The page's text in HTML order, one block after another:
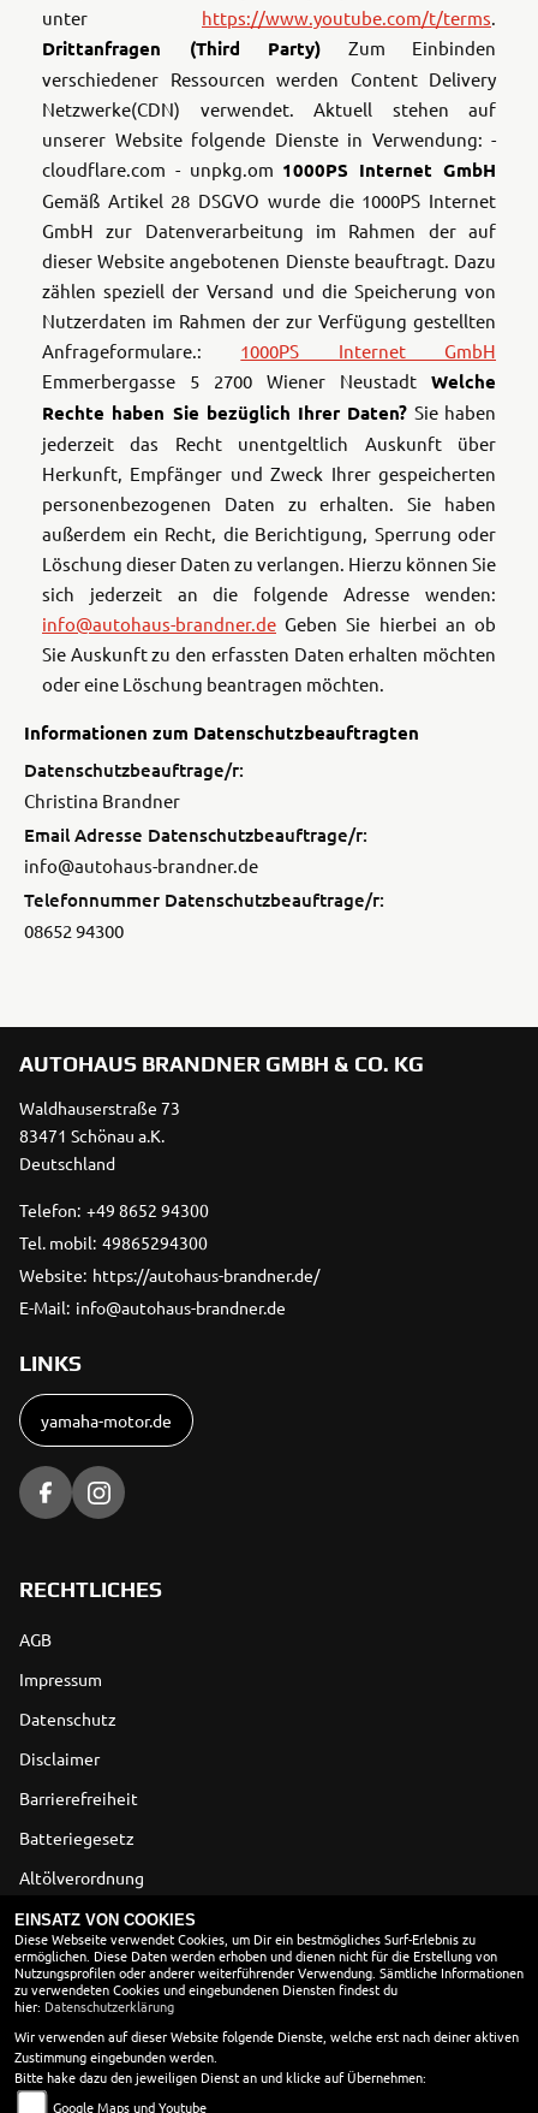
unter https://www.youtube.com/t/terms.
Drittanfragen (Third Party)
Zum Einbinden
verschiedener Ressourcen werden Content Delivery
Netzwerke(CDN) verwendet. Aktuell stehen auf
unserer Website folgende Dienste in Verwendung: -
cloudflare.com - unpkg.om 1000PS Internet GmbH
Gemäß Artikel 28 DSGVO wurde die 1000PS Internet
GmbH zur Datenverarbeitung im Rahmen der auf
dieser Website angebotenen Dienste beauftragt. Dazu
zählen speziell der Versand und die Speicherung von
Nutzerdaten im Rahmen der zur Verfügung gestellten
Anfrageformulare.: 1000PS Internet GmbH
Emmerbergasse 5 2700 Wiener Neustadt Welche
Rechte haben Sie bezüglich Ihrer Daten? Sie haben
jederzeit das Recht unentgeltlich Auskunft über
Herkunft, Empfänger und Zweck Ihrer gespeicherten
personenbezogenen Daten zu erhalten. Sie haben
außerdem ein Recht, die Berichtigung, Sperrung oder
Löschung dieser Daten zu verlangen. Hierzu können Sie
sich jederzeit an die folgende Adresse wenden:
info@autohaus-brandner.de Geben Sie hierbei an ob
Sie Auskunft zu den erfassten Daten erhalten möchten
oder eine Löschung beantragen möchten.
Informationen zum Datenschutzbeauftragten
Datenschutzbeauftrage/r:
Christina Brandner
Email Adresse Datenschutzbeauftrage/r:
info@autohaus-brandner.de
Telefonnummer Datenschutzbeauftrage/r:
08652 94300
AUTOHAUS BRANDNER GMBH & CO. KG
Waldhauserstraße 73
83471 Schönau a.K.
Deutschland
Telefon: +49 8652 94300
Tel. mobil: 49865294300
Website: https://autohaus-brandner.de/
E-Mail: info@autohaus-brandner.de
LINKS
yamaha-motor.de
RECHTLICHES
AGB
Impressum
Datenschutz
Disclaimer
Barrierefreiheit
Batteriegesetz
Altölverordnung
ÖFFNUNGSZEITEN
Montag:
geschlossen
Dienstag:
08:00 - 12:00 und 13:00 - 17:00
Mittwoch:
08:00 - 12:00 und 13:00 - 17:00
Donnerstag:
08:00 - 12:00 und 13:00 - 17:00
Freitag:
08:00 - 17:00
EINSATZ VON COOKIES
Diese Webseite verwendet Cookies, um Dir ein bestmögliches Surf-Erlebnis zu
ermöglichen. Diese Daten werden erhoben und dienen nicht für die Erstellung von
Nutzungsprofilen oder anderer weiterführender Verwendung. Sämtliche Informationen
zu verwendeten Cookies und eingebundenen Diensten findest du
hier: Datenschutzerklärung
Wir verwenden auf dieser Website folgende Dienste, welche erst nach deiner aktiven
Zustimmung eingebunden werden.
Bitte hake dazu den jeweiligen Dienst an und klicke auf Übernehmen:
Google Maps und Youtube